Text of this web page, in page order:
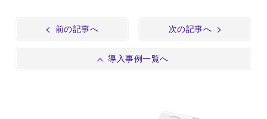
前の記事へ
導入事例一覧へ
次の記事へ